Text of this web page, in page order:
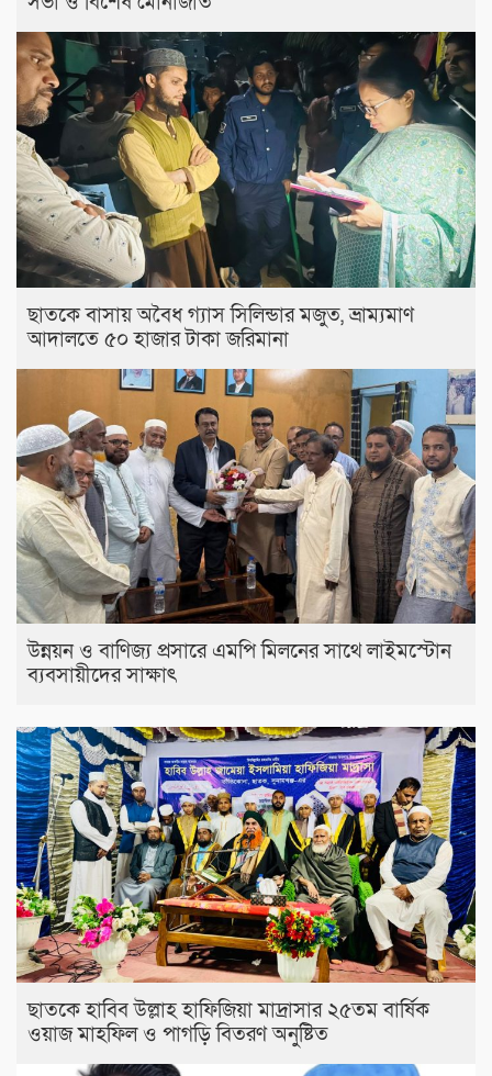
ছাতকে বাসায় অবৈধ গ্যাস সিলিন্ডার মজুত, ভ্রাম্যমাণ
আদালতে ৫০ হাজার টাকা জরিমানা
উন্নয়ন ও বাণিজ্য প্রসারে এমপি মিলনের সাথে লাইমস্টোন
ব্যবসায়ীদের সাক্ষাৎ
ছাতকে হাবিব উল্লাহ হাফিজিয়া মাদ্রাসার ২৫তম বার্ষিক
ওয়াজ মাহফিল ও পাগড়ি বিতরণ অনুষ্টিত